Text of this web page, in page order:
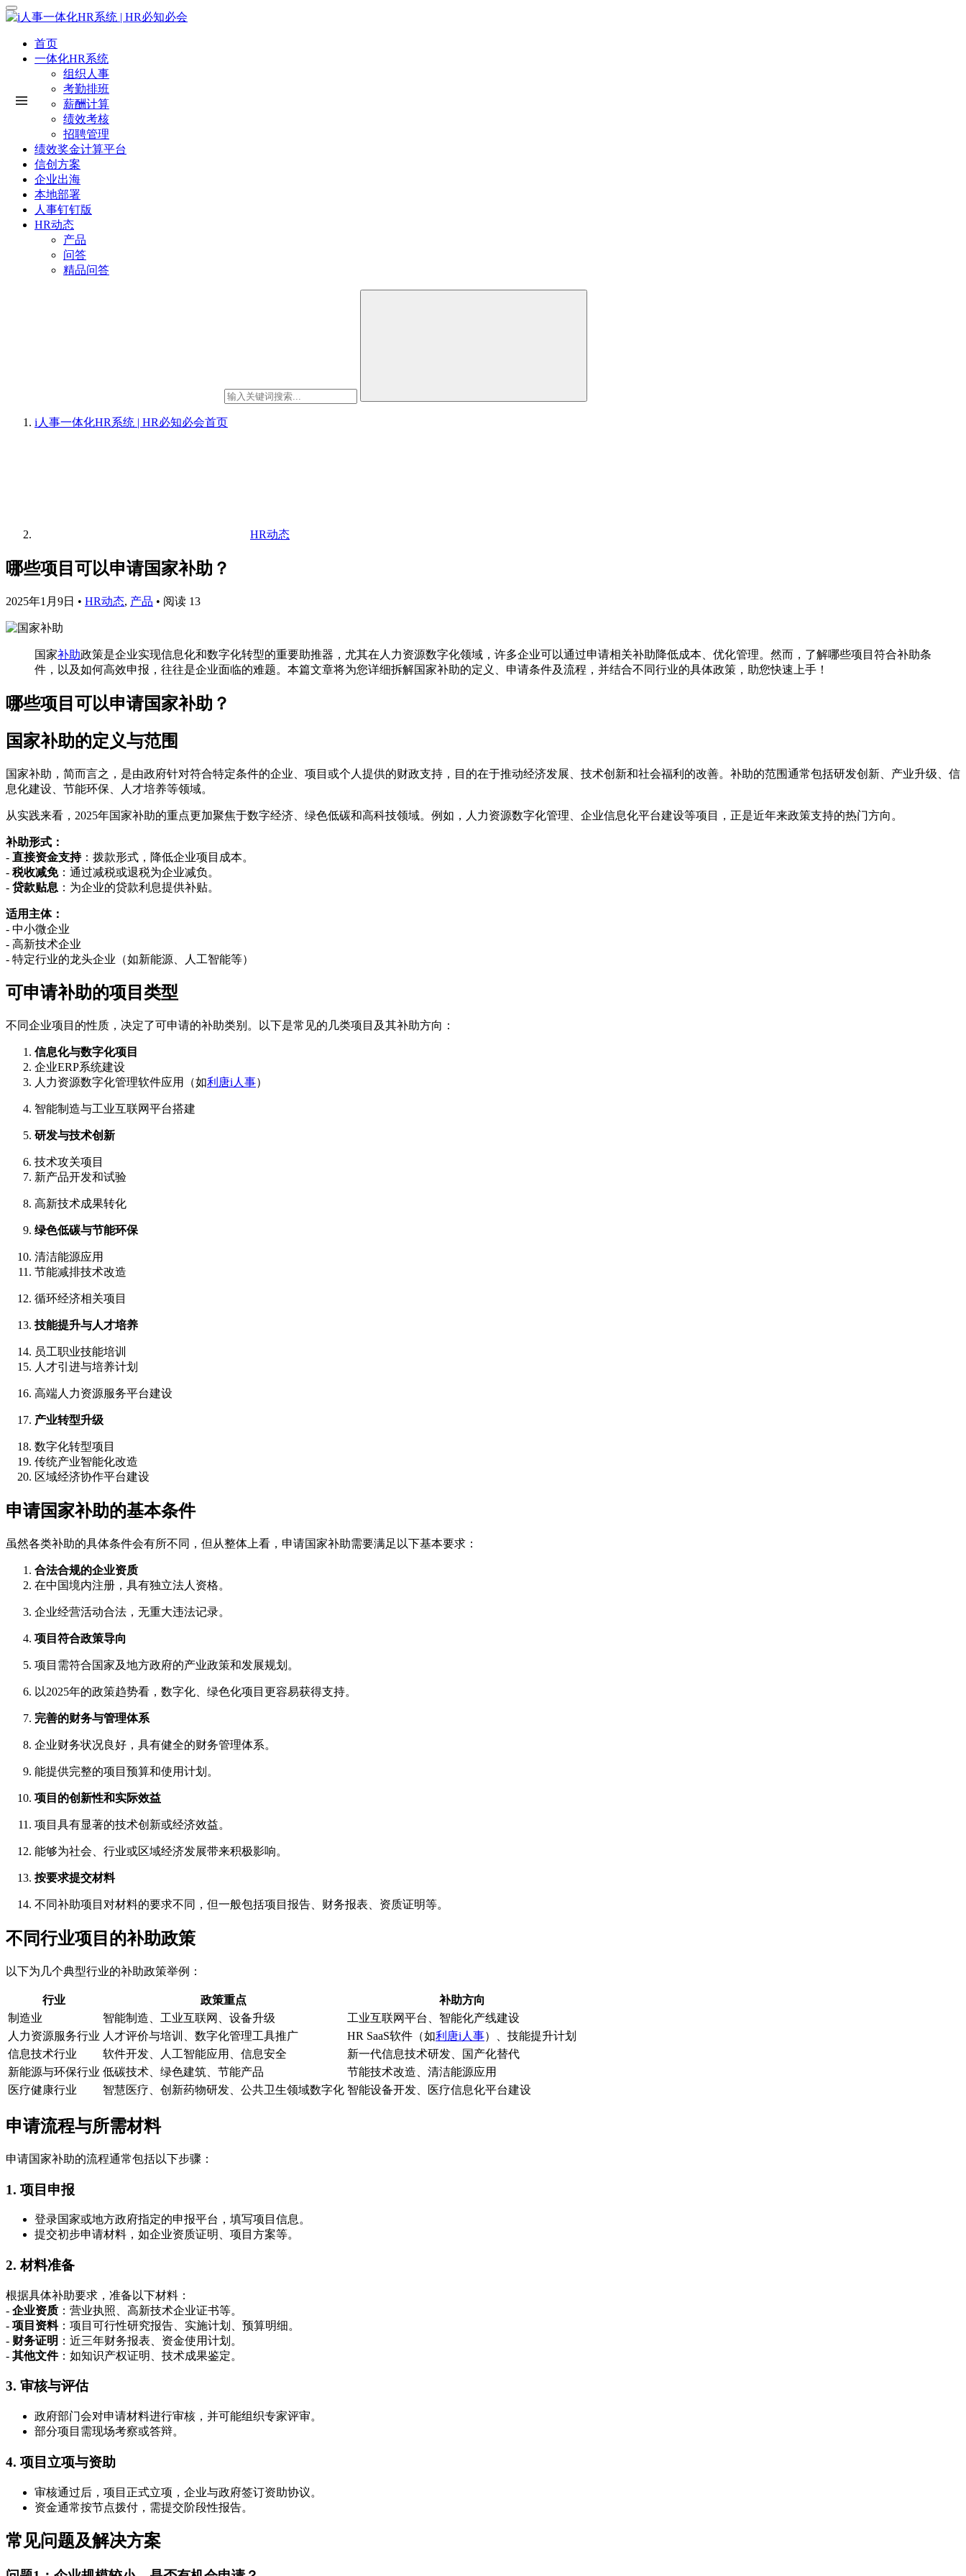
首页
一体化HR系统
组织人事
考勤排班
薪酬计算
绩效考核
招聘管理
绩效奖金计算平台
信创方案
企业出海
本地部署
人事钉钉版
HR动态
产品
问答
精品问答
i人事一体化HR系统 | HR必知必会首页
HR动态
哪些项目可以申请国家补助？
2025年1月9日 • HR动态, 产品 • 阅读 13
国家补助政策是企业实现信息化和数字化转型的重要助推器，尤其在人力资源数字化领域，许多企业可以通过申请相关补助降低成本、优化管理。然而，了解哪些项目符合补助条
件，以及如何高效申报，往往是企业面临的难题。本篇文章将为您详细拆解国家补助的定义、申请条件及流程，并结合不同行业的具体政策，助您快速上手！
哪些项目可以申请国家补助？
国家补助的定义与范围
国家补助，简而言之，是由政府针对符合特定条件的企业、项目或个人提供的财政支持，目的在于推动经济发展、技术创新和社会福利的改善。补助的范围通常包括研发创新、产业升级、信
息化建设、节能环保、人才培养等领域。
从实践来看，2025年国家补助的重点更加聚焦于数字经济、绿色低碳和高科技领域。例如，人力资源数字化管理、企业信息化平台建设等项目，正是近年来政策支持的热门方向。
补助形式：
- 直接资金支持：拨款形式，降低企业项目成本。
- 税收减免：通过减税或退税为企业减负。
- 贷款贴息 ：为企业的贷款利息提供补贴。
适用主体：
- 中小微企业
- 高新技术企业
- 特定行业的龙头企业（如新能源、人工智能等）
可申请补助的项目类型
不同企业项目的性质，决定了可申请的补助类别。以下是常见的几类项目及其补助方向：
信息化与数字化项目
企业ERP系统建设
人力资源数字化管理软件应用（如利唐i人事）
智能制造与工业互联网平台搭建
研发与技术创新
技术攻关项目
新产品开发和试验
高新技术成果转化
绿色低碳与节能环保
清洁能源应用
节能减排技术改造
循环经济相关项目
技能提升与人才培养
员工职业技能培训
人才引进与培养计划
高端人力资源服务平台建设
产业转型升级
数字化转型项目
传统产业智能化改造
区域经济协作平台建设
申请国家补助的基本条件
虽然各类补助的具体条件会有所不同，但从整体上看，申请国家补助需要满足以下基本要求：
合法合规的企业资质
在中国境内注册，具有独立法人资格。
企业经营活动合法，无重大违法记录。
项目符合政策导向
项目需符合国家及地方政府的产业政策和发展规划。
以2025年的政策趋势看，数字化、绿色化项目更容易获得支持。
完善的财务与管理体系
企业财务状况良好，具有健全的财务管理体系。
能提供完整的项目预算和使用计划。
项目的创新性和实际效益
项目具有显著的技术创新或经济效益。
能够为社会、行业或区域经济发展带来积极影响。
按要求提交材料
不同补助项目对材料的要求不同，但一般包括项目报告、财务报表、资质证明等。
不同行业项目的补助政策
以下为几个典型行业的补助政策举例：
行业 政策重点
补助方向
制造业
智能制造、工业互联网、设备升级
工业互联网平台、智能化产线建设
人力资源服务行业 人才评价与培训、数字化管理工具推广 HR SaaS软件（如利唐i人事）、技能提升计划
信息技术行业
软件开发、人工智能应用、信息安全
新一代信息技术研发、国产化替代
新能源与环保行业 低碳技术、绿色建筑、节能产品
节能技术改造、清洁能源应用
医疗健康行业
智慧医疗、创新药物研发、公共卫生领域数字化 智能设备开发、医疗信息化平台建设
申请流程与所需材料
申请国家补助的流程通常包括以下步骤：
1. 项目申报
登录国家或地方政府指定的申报平台，填写项目信息。
提交初步申请材料，如企业资质证明、项目方案等。
2. 材料准备
根据具体补助要求，准备以下材料：
- 企业资质 ：营业执照、高新技术企业证书等。
- 项目资料：项目可行性研究报告、实施计划、预算明细。
- 财务证明 ：近三年财务报表、资金使用计划。
- 其他文件：如知识产权证明、技术成果鉴定。
3. 审核与评估
政府部门会对申请材料进行审核，并可能组织专家评审。
部分项目需现场考察或答辩。
4. 项目立项与资助
审核通过后，项目正式立项，企业与政府签订资助协议。
资金通常按节点拨付，需提交阶段性报告。
常见问题及解决方案